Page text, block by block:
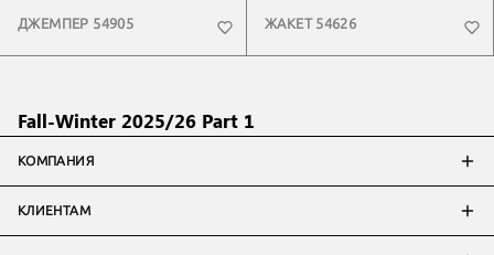
ДЖЕМПЕР 54905 ЖАКЕТ 54626
Fall-Winter 2025/26 Part 1
КОМПАНИЯ
КЛИЕНТАМ